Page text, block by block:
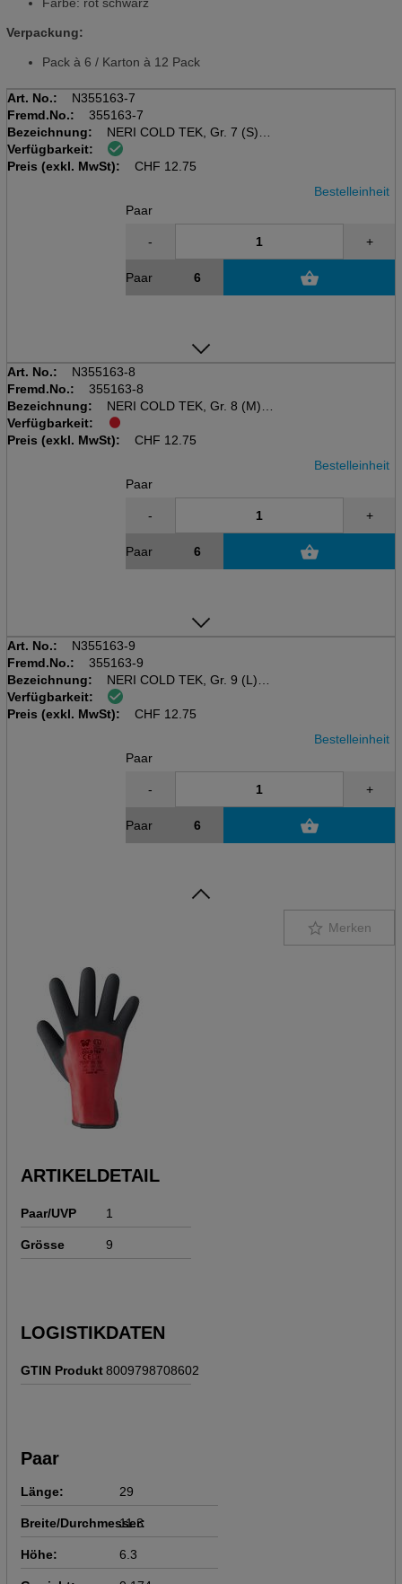
Farbe: rot schwarz
Verpackung:
Pack à 6 / Karton à 12 Pack
Art. No.:
N355163-7
Fremd.No.:
355163-7
Bezeichnung:
NERI COLD TEK, Gr. 7 (S)
Kälteschutzhandschuhe, rot/
Schwarz, Acryl/Polyester/Latex
Verfügbarkeit:
Preis (exkl. MwSt):
CHF 12.75
Bestelleinheit
Paar
- +
Paar
Art. No.:
N355163-8
Fremd.No.:
355163-8
Bezeichnung:
NERI COLD TEK, Gr. 8 (M)
Kälteschutzhandschuhe, rot/
schwarz, Acryl/Polyester/Latex
Verfügbarkeit:
Preis (exkl. MwSt):
CHF 12.75
Bestelleinheit
Paar
- +
Paar
Art. No.:
N355163-9
Fremd.No.:
355163-9
Bezeichnung:
NERI COLD TEK, Gr. 9 (L)
Kälteschutzhandschuhe, rot/
schwarz, Acryl/Polyester/Latex
Verfügbarkeit:
Preis (exkl. MwSt):
CHF 12.75
Bestelleinheit
Paar
- +
Paar
Merken
ARTIKELDETAIL
Paar/UVP 1
Grösse 9
LOGISTIKDATEN
GTIN Produkt 8009798708602
Paar
Länge: 29
Breite/Durchmesser:
11.3
Höhe: 6.3